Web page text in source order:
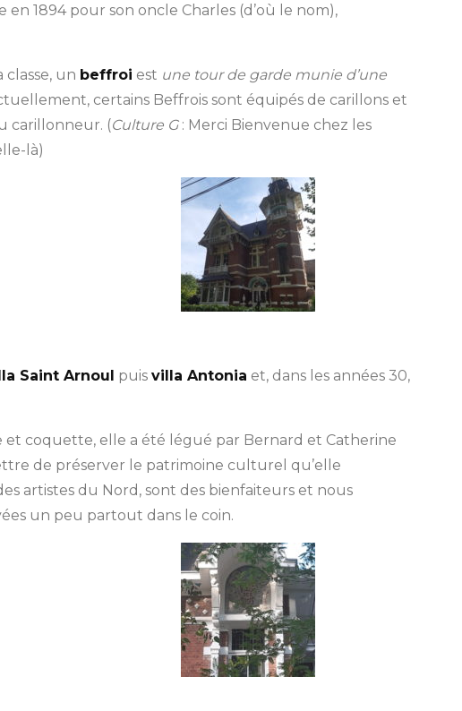
en 1894 pour son oncle Charles (d’où le nom),
un beffroi est une tour de garde munie d’une
certains Beffrois sont équipés de carillons et
carillonneur. (Culture G: Merci Bienvenue chez les
là)
Saint Arnoul puis villa Antonia et, dans les années 30,
et coquette, elle a été légué par Bernard et Catherine
de préserver le patrimoine culturel qu’elle
artistes du Nord, sont des bienfaiteurs et nous
un peu partout dans le coin.